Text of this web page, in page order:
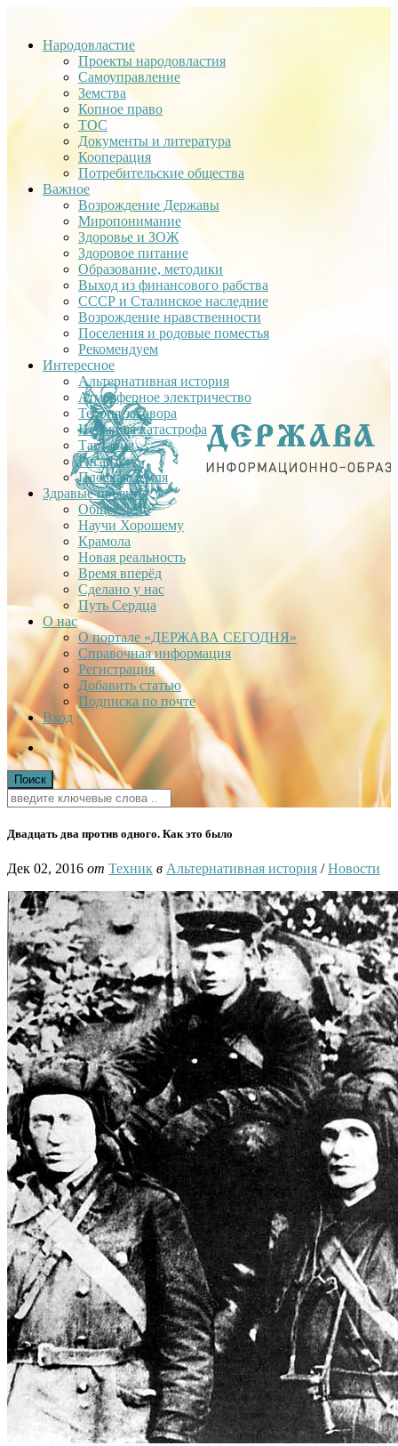
Народовластие
Проекты народовластия
Самоуправление
Земства
Копное право
ТОС
Документы и литература
Кооперация
Потребительские общества
Важное
Возрождение Державы
Миропонимание
Здоровье и ЗОЖ
Здоровое питание
Образование, методики
Выход из финансового рабства
СССР и Сталинское наследние
Возрождение нравственности
Поселения и родовые поместья
Рекомендуем
Интересное
Альтернативная история
Атмосферное электричество
Теория заговора
Недавняя катастрофа
Тартария
Гиганты
Плоская Земля
Здравые проекты
Общее дело
Научи Хорошему
Крамола
Новая реальность
Время вперёд
Сделано у нас
Путь Сердца
О нас
О портале «ДЕРЖАВА СЕГОДНЯ»
Справочная информация
Регистрация
Добавить статью
Подписка по почте
Вход
Двадцать два против одного. Как это было
Дек 02, 2016 от Техник в Альтернативная история /Новости